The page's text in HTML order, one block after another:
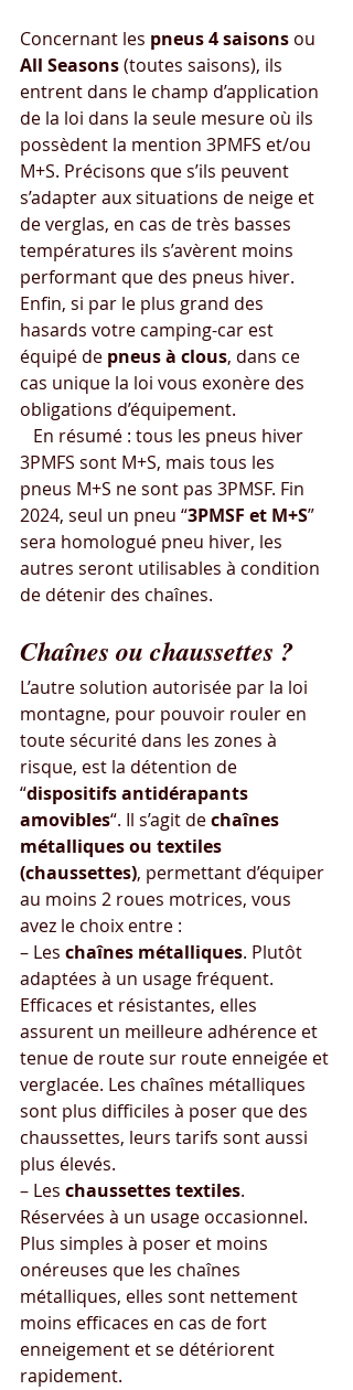
Concernant les pneus 4 saisons ou
All Seasons (toutes saisons), ils
entrent dans le champ d’application
de la loi dans la seule mesure où ils
possèdent la mention 3PMFS et/ou
M+S. Précisons que s’ils peuvent
s’adapter aux situations de neige et
de verglas, en cas de très basses
températures ils s’avèrent moins
performant que des pneus hiver.
Enfin, si par le plus grand des
hasards votre camping-car est
équipé de pneus à clous, dans ce
cas unique la loi vous exonère des
obligations d’équipement.
3PMFS sont M+S, mais tous les
pneus M+S ne sont pas 3PMSF. Fin
2024, seul un pneu “3PMSF et M+S”
sera homologué pneu hiver, les
autres seront utilisables à condition
de détenir des chaînes.
Chaînes ou chaussettes ?
L’autre solution autorisée par la loi
montagne, pour pouvoir rouler en
toute sécurité dans les zones à
risque, est la détention de
“dispositifs antidérapants
amovibles“. Il s’agit de chaînes
métalliques ou textiles
(chaussettes), permettant d’équiper
au moins 2 roues motrices, vous
avez le choix entre :
– Les chaînes métalliques. Plutôt
adaptées à un usage fréquent.
Efficaces et résistantes, elles
assurent un meilleure adhérence et
tenue de route sur route enneigée et
verglacée. Les chaînes métalliques
sont plus difficiles à poser que des
chaussettes, leurs tarifs sont aussi
plus élevés.
– Les chaussettes textiles.
Réservées à un usage occasionnel.
Plus simples à poser et moins
onéreuses que les chaînes
métalliques, elles sont nettement
moins efficaces en cas de fort
enneigement et se détériorent
rapidement.